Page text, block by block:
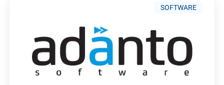
SOFTWARE